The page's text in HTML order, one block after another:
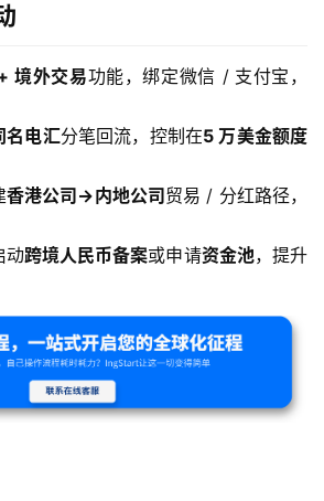
境外交易功能，绑定微信 / 支付宝，
名电汇分笔回流，控制在5 万美金额度
香港公司→内地公司贸易 / 分红路径，
动跨境人民币备案或申请资金池，提升